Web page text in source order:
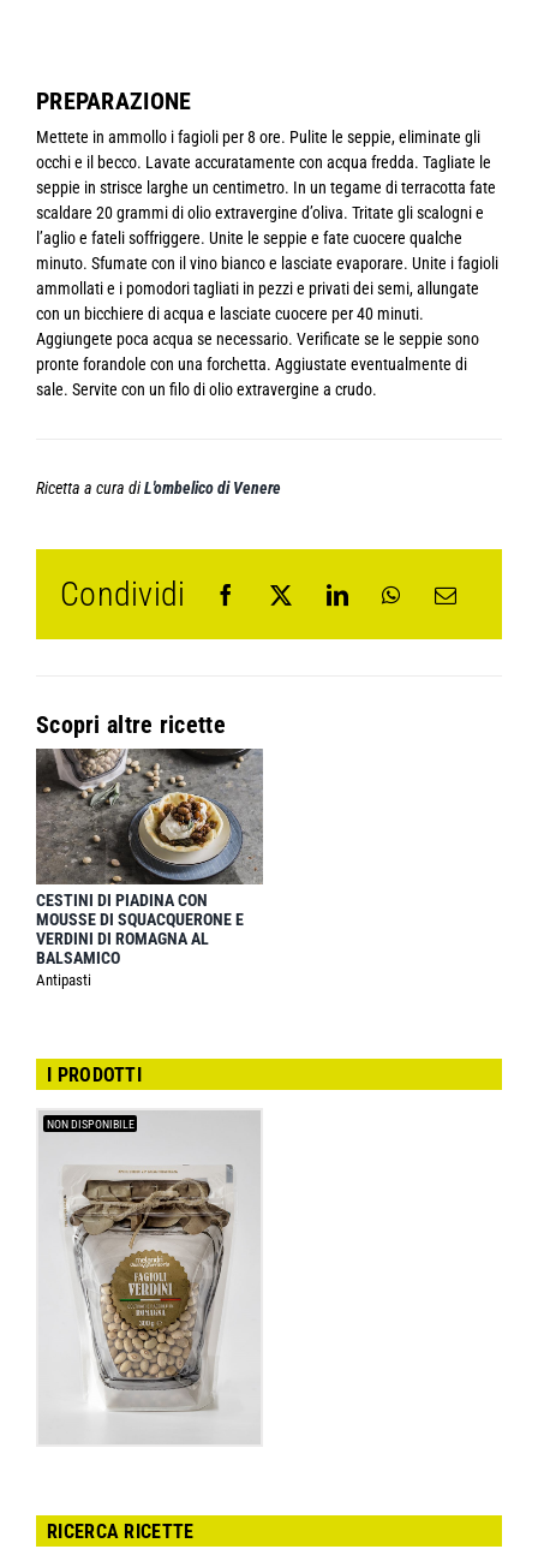
PREPARAZIONE
Mettete in ammollo i fagioli per 8 ore. Pulite le seppie, eliminate gli
occhi e il becco. Lavate accuratamente con acqua fredda. Tagliate le
seppie in strisce larghe un centimetro. In un tegame di terracotta fate
scaldare 20 grammi di olio extravergine d’oliva. Tritate gli scalogni e
l’aglio e fateli soffriggere. Unite le seppie e fate cuocere qualche
minuto. Sfumate con il vino bianco e lasciate evaporare. Unite i fagioli
ammollati e i pomodori tagliati in pezzi e privati dei semi, allungate
con un bicchiere di acqua e lasciate cuocere per 40 minuti.
Aggiungete poca acqua se necessario. Verificate se le seppie sono
pronte forandole con una forchetta. Aggiustate eventualmente di
sale. Servite con un filo di olio extravergine a crudo.
Ricetta a cura diL'ombelico di Venere
Condividi
Scopri altre ricette
CESTINI DI PIADINA CON
MOUSSE DI SQUACQUERONE E
VERDINI DI ROMAGNA AL
BALSAMICO
Antipasti
I PRODOTTI
NON DISPONIBILE
RICERCA RICETTE